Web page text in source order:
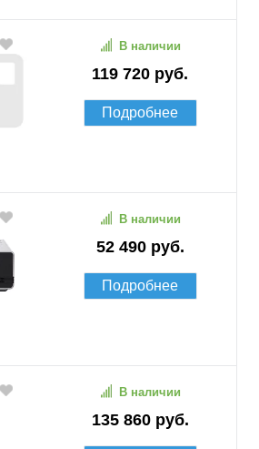
119 720 руб.
В наличии
Подробнее
52 490 руб.
В наличии
Подробнее
135 860 руб.
В наличии